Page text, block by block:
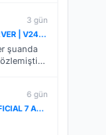
3 gün
BUGÜN AÇILDI | EŞİT PK SERVER | V24XXX | 83/1 LEVEL FULL İTEM | İTEM SATIŞI YOKTUR
şuanda
6 gün
☢️⏩█ ▆ ▅ ▃ ▂✅KOX V2[⭐ OFFICIAL 7 AĞUSTOS CUMA 22.00 ▌V.2⭐] ✅ ⚔️⋆ BOL ETKİNLİK ⋆⚔️ ⋆ LIGHT FARM ⚔️